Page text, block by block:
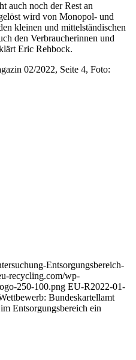
auch noch der Rest an
wird von Monopol- und
kleinen und mittelständischen
den Verbraucherinnen und
Eric Rehbock.
02/2022, Seite 4, Foto:
Entsorgungsbereich-
recycling.com/wp-
250-100.png EU-R2022-01-
Bundeskartellamt
Entsorgungsbereich ein